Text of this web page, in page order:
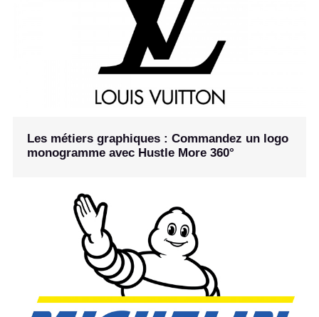
Les métiers graphiques : Commandez un logo
monogramme avec Hustle More 360°